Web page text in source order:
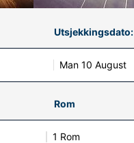
Utsjekkingsdato:
Man 10 August
Rom
1 Rom